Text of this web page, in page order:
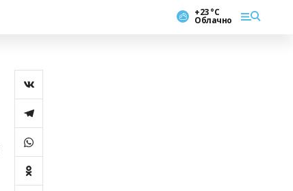
+23 °С
Облачно